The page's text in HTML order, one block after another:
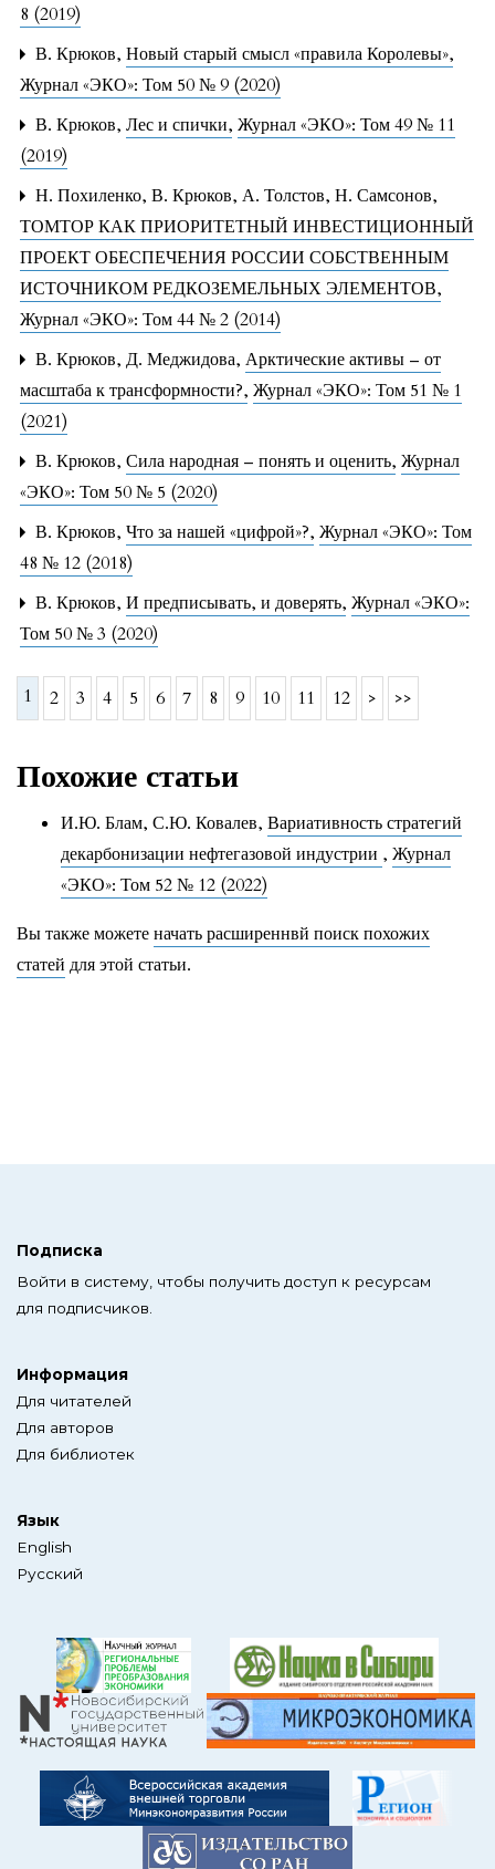
8 (2019)
В. Крюков, Новый старый смысл «правила Королевы»,
Журнал «ЭКО»: Том 50 № 9 (2020)
В. Крюков, Лес и спички, Журнал «ЭКО»: Том 49 № 11
(2019)
Н. Похиленко, В. Крюков, А. Толстов, Н. Самсонов,
ТОМТОР КАК ПРИОРИТЕТНЫЙ ИНВЕСТИЦИОННЫЙ
ПРОЕКТ ОБЕСПЕЧЕНИЯ РОССИИ СОБСТВЕННЫМ
ИСТОЧНИКОМ РЕДКОЗЕМЕЛЬНЫХ ЭЛЕМЕНТОВ,
Журнал «ЭКО»: Том 44 № 2 (2014)
В. Крюков, Д. Меджидова, Арктические активы – от
масштаба к трансформности?, Журнал «ЭКО»: Том 51 № 1
(2021)
В. Крюков, Сила народная – понять и оценить, Журнал
«ЭКО»: Том 50 № 5 (2020)
В. Крюков, Что за нашей «цифрой»?, Журнал «ЭКО»: Том
48 № 12 (2018)
В. Крюков, И предписывать, и доверять, Журнал «ЭКО»:
Том 50 № 3 (2020)
1 2 3 4 5 6 7 8 9 10 11 12 > >>
Похожие статьи
И.Ю. Блам, С.Ю. Ковалев, Вариативность стратегий
декарбонизации нефтегазовой индустрии , Журнал
«ЭКО»: Том 52 № 12 (2022)
Вы также можетеначать расширеннвй поиск похожих
статей для этой статьи.
Подписка
Войти в систему, чтобы получить доступ к ресурсам
для подписчиков.
Информация
Для читателей
Для авторов
Для библиотек
Язык
English
Русский